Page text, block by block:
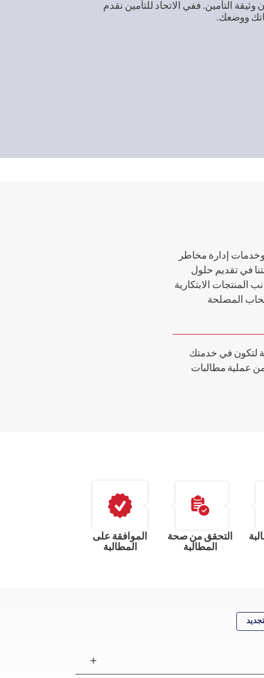
وثيقة التأمين. ففي الاتحاد للتأمين نقدم
ووضعك.
إدارة مخاطر
في تقديم حلول
المنتجات الابتكارية
المصلحة
لتكون في خدمتك
عملية مطالبات
التحقق من صحة
المطالبة
الموافقة على
المطالبة
add